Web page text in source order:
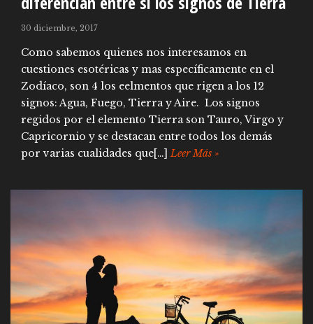
30 diciembre, 2017
Como sabemos quienes nos interesamos en
cuestiones esotéricas y mas específicamente en el
Zodíaco, son 4 los eelmentos que rigen a los 12
signos: Agua, Fuego, Tierra y Aire. Los signos
regidos por el elemento Tierra son Tauro, Virgo y
Capricornio y se destacan entre todos los demás
por varias cualidades que[…] Leer Más »